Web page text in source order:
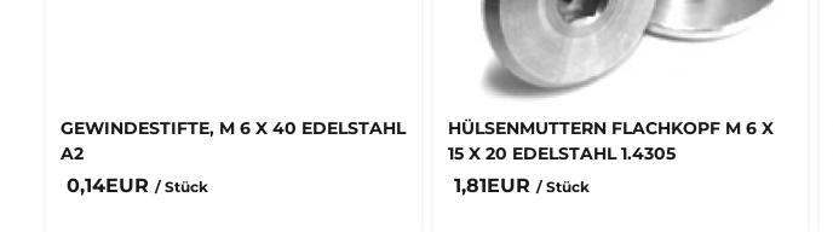
GEWINDESTIFTE, M 6 X 40 EDELSTAHL
A2
0,14EUR / Stück
HÜLSENMUTTERN FLACHKOPF M 6 X
15 X 20 EDELSTAHL 1.4305
1,81EUR / Stück